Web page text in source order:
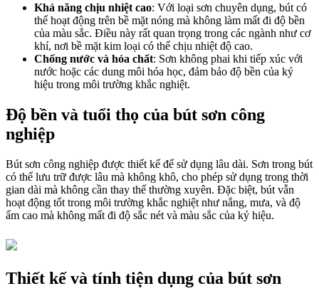
Khả năng chịu nhiệt cao: Với loại sơn chuyên dụng, bút có
thể hoạt động trên bề mặt nóng mà không làm mất đi độ bền
của màu sắc. Điều này rất quan trọng trong các ngành như cơ
khí, nơi bề mặt kim loại có thể chịu nhiệt độ cao.
Chống nước và hóa chất: Sơn không phai khi tiếp xúc với
nước hoặc các dung môi hóa học, đảm bảo độ bền của ký
hiệu trong môi trường khắc nghiệt.
Độ bền và tuổi thọ của bút sơn công
nghiệp
Bút sơn công nghiệp được thiết kế để sử dụng lâu dài. Sơn trong bút
có thể lưu trữ được lâu mà không khô, cho phép sử dụng trong thời
gian dài mà không cần thay thế thường xuyên. Đặc biệt, bút vẫn
hoạt động tốt trong môi trường khắc nghiệt như nắng, mưa, và độ
ẩm cao mà không mất đi độ sắc nét và màu sắc của ký hiệu.
Thiết kế và tính tiện dụng của bút sơn